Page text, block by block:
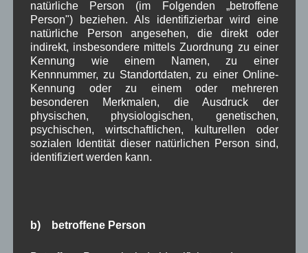
Dezember 2021
(7)
November 2021(9)
Oktober 2021 (8)
September 2021(8)
August 2021
Juli 2021(10)
Juni 2021(9)
Mai 2021(5)
April 2021(4)
März 2021(3)
Februar 2021
(4)
September 2020(5)
natürliche Person (im Folgenden „betroffene
Person") beziehen. Als identifizierbar wird eine
natürliche Person angesehen, die direkt oder
indirekt, insbesondere mittels Zuordnung zu einer
Kennung wie einem Namen, zu einer
Kennnummer, zu Standortdaten, zu einer Online-
Kennung oder zu einem oder mehreren
besonderen Merkmalen, die Ausdruck der
physischen, physiologischen, genetischen,
psychischen, wirtschaftlichen, kulturellen oder
sozialen Identität dieser natürlichen Person sind,
identifiziert werden kann.
b) betroffene Person